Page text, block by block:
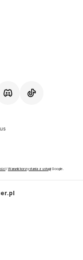
i Warunki korzystania z usługi Google.